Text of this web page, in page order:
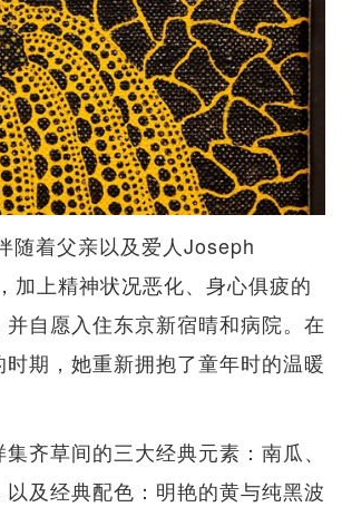
随着父亲以及爱人Joseph
加上精神状况恶化、身心俱疲的
自愿入住东京新宿晴和病院。在
期，她重新拥抱了童年时的温暖
齐草间的三大经典元素：南瓜、
及经典配色：明艳的黄与纯黑波